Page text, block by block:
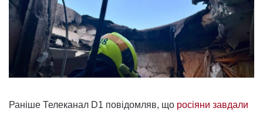
Раніше Телеканал D1 повідомляв, що росіяни завдали